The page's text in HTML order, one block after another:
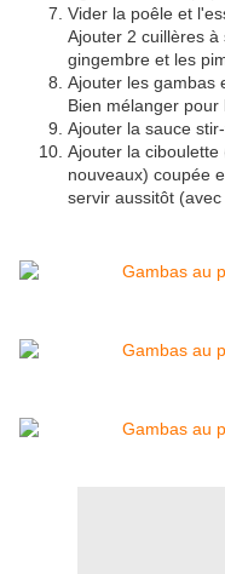
Vider la poêle et
Ajouter 2 cuillères
gingembre et les
Ajouter les gambas
Bien mélanger pour
Ajouter la sauce
Ajouter la
nouveaux) coupée
servir aussitôt